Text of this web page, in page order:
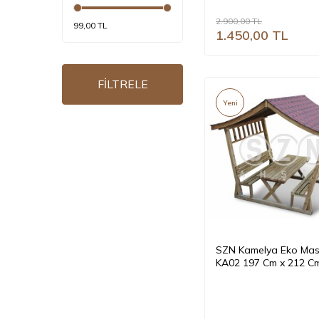
BA02(1)
BA01 (1)
Torino(1)
99,00 TL
FİLTRELE
2.900,00TL
1.450,00 TL
Yeni
SZN Kamelya Eko
KA02 197 Cm x 212